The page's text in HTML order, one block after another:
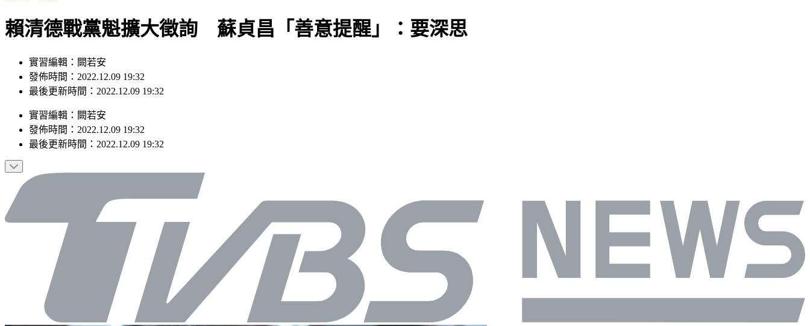
賴清德戰黨魁擴大徵詢 蘇貞昌「善意提醒」：要深思
實習編輯：闕若安
發佈時間：2022.12.09 19:32
最後更新時間：2022.12.09 19:32
實習編輯 ： 闕若安
發佈時間： 2022.12.09 19:32
最後更新時間： 2022.12.09 19:32